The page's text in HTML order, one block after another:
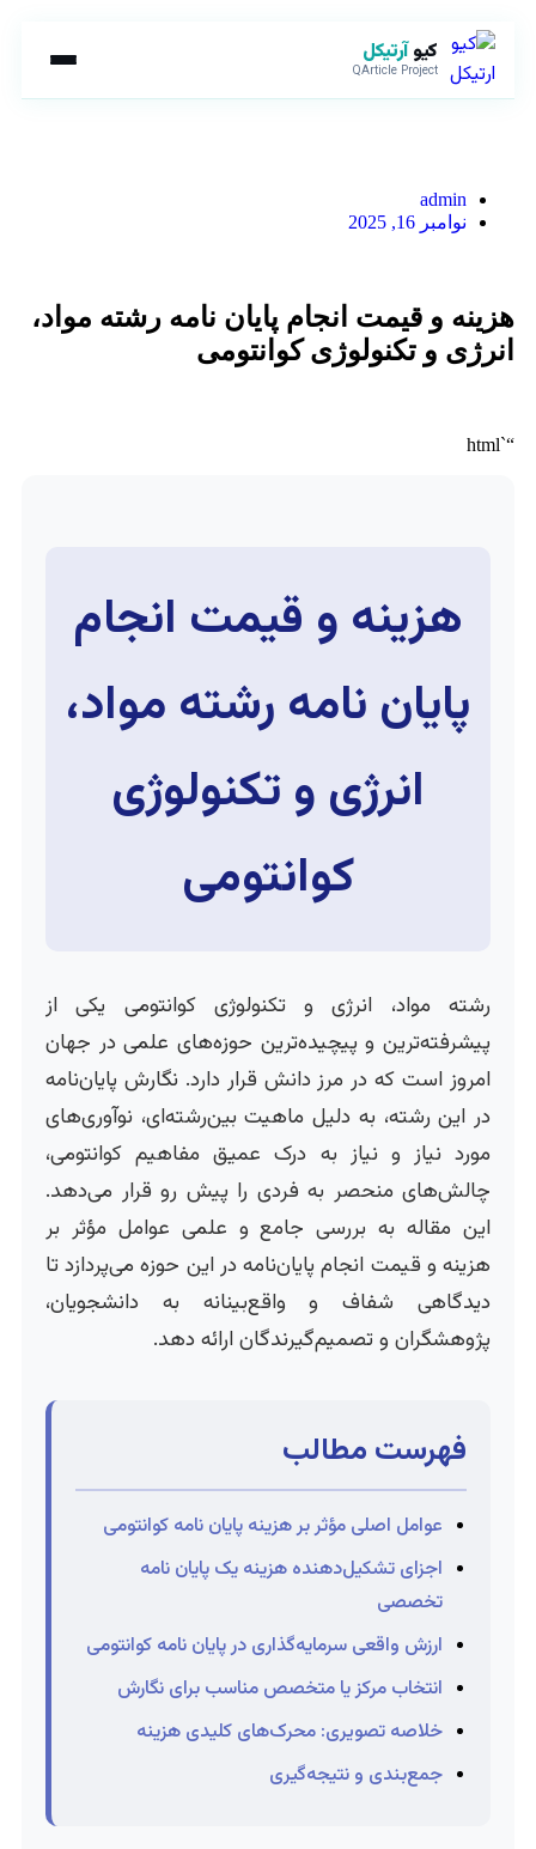
کیوآرتیکل
QArticle Project
admin
نوامبر 16, 2025
هزینه و قیمت انجام پایان نامه رشته مواد،
انرژی و تکنولوژی کوانتومی
“`html
هزینه و قیمت انجام
پایان نامه رشته مواد،
انرژی و تکنولوژی
کوانتومی
رشته مواد، انرژی و تکنولوژی کوانتومی یکی از
پیشرفته‌ترین و پیچیده‌ترین حوزه‌های علمی در جهان
امروز است که در مرز دانش قرار دارد. نگارش پایان‌نامه
در این رشته، به دلیل ماهیت بین‌رشته‌ای، نوآوری‌های
مورد نیاز و نیاز به درک عمیق مفاهیم کوانتومی،
چالش‌های منحصر به فردی را پیش رو قرار می‌دهد.
این مقاله به بررسی جامع و علمی عوامل مؤثر بر
هزینه و قیمت انجام پایان‌نامه در این حوزه می‌پردازد تا
دیدگاهی شفاف و واقع‌بینانه به دانشجویان،
پژوهشگران و تصمیم‌گیرندگان ارائه دهد.
فهرست مطالب
عوامل اصلی مؤثر بر هزینه پایان نامه کوانتومی
اجزای تشکیل‌دهنده هزینه یک پایان نامه
تخصصی
ارزش واقعی سرمایه‌گذاری در پایان نامه کوانتومی
انتخاب مرکز یا متخصص مناسب برای نگارش
خلاصه تصویری: محرک‌های کلیدی هزینه
جمع‌بندی و نتیجه‌گیری